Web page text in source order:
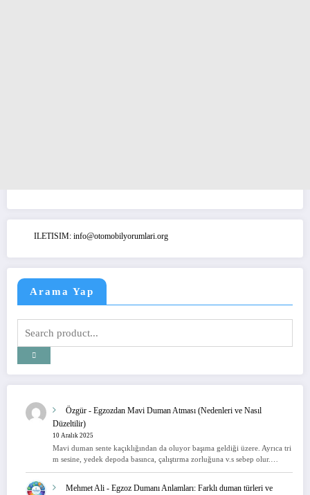
ILETISIM: info@otomobilyorumlari.org
Arama Yap
Özgür - Egzozdan Mavi Duman Atması (Nedenleri ve Nasıl
Düzeltilir)
10 Aralık 2025
Mavi duman sente kaçıklığından da oluyor başıma geldiği üzere. Ayrıca tri
m sesine, yedek depoda basınca, çalıştırma zorluğuna v.s sebep olur.…
Mehmet Ali - Egzoz Dumanı Anlamları: Farklı duman türleri ve